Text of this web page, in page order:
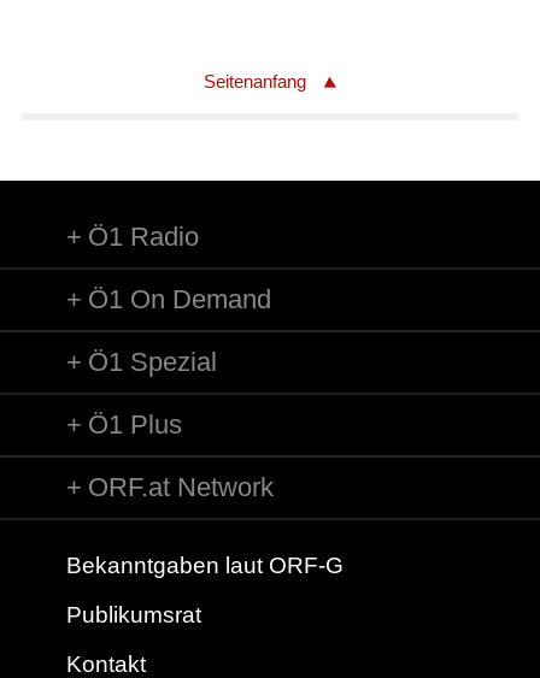
Seitenanfang
Ö1 Radio
Ö1 On Demand
Ö1 Spezial
Ö1 Plus
ORF.at Network
Bekanntgaben laut ORF-G
Publikumsrat
Kontakt